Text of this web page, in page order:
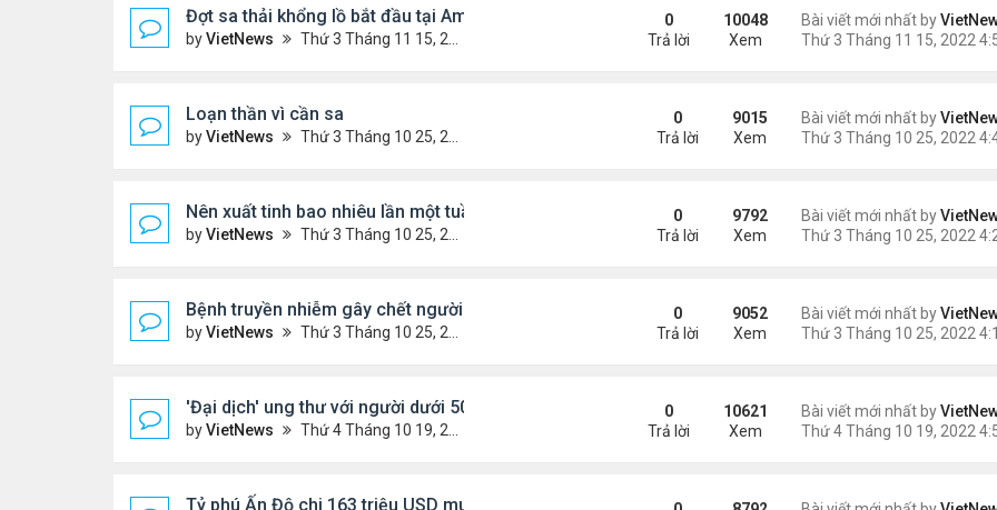
Đợt sa thải khổng lồ bắt đầu tại Amazon
byVietNews Thứ 3 Tháng 11 15, 2022 4:54 pm
Bài viết mới nhất by
0
Trả lời
10048
Xem
Loạn thần vì cần sa
byVietNews Thứ 3 Tháng 10 25, 2022 4:45 pm
Bài viết mới nhất by
0
Trả lời
9015
Xem
Nên xuất tinh bao nhiêu lần một tuần?
byVietNews Thứ 3 Tháng 10 25, 2022 4:24 pm
Bài viết mới nhất by
0
Trả lời
9792
Xem
Bệnh truyền nhiễm gây chết người nhiều nhất thế giới quay lại
byVietNews Thứ 3 Tháng 10 25, 2022 4:19 pm
Bài viết mới nhất by
0
Trả lời
9052
Xem
'Đại dịch' ung thư với người dưới 50 tuổi
byVietNews Thứ 4 Tháng 10 19, 2022 4:51 pm
Bài viết mới nhất by
0
Trả lời
10621
Xem
Tỷ phú Ấn Độ chi 163 triệu USD mua biệt thự đắt nhất Dubai